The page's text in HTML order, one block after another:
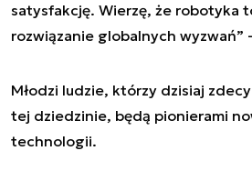
satysfakcję. Wierzę, że robotyka
rozwiązanie globalnych wyzwań”
Młodzi ludzie, którzy dzisiaj
tej dziedzinie, będą pionierami
technologii.